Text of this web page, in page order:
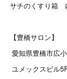
サチのくすり箱
【豊橋サロン】
愛知県豊橋市広
ユメックスビル